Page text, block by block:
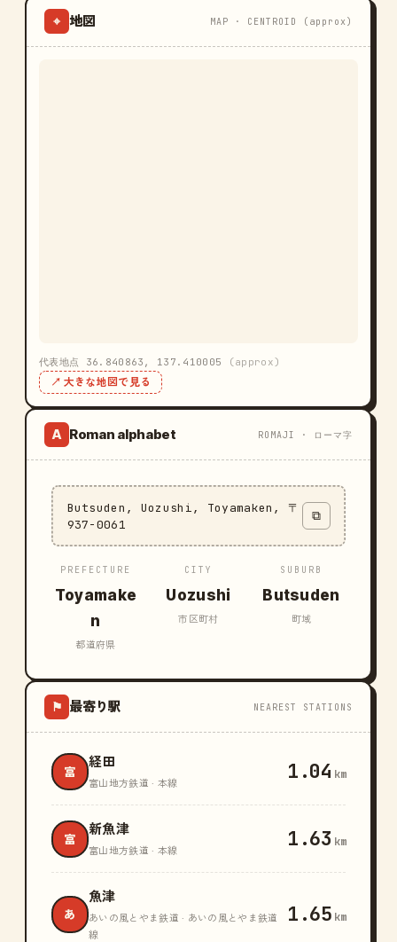
⌖ 地図 MAP · CENTROID (approx)
代表地点 36.840863, 137.410005 (approx)
↗ 大きな地図で見る
A Roman alphabet ROMAJI · ローマ字
Butsuden, Uozushi, Toyamaken, 〒
937-0061
⧉
PREFECTURE
Toyamake
n
都道府県
CITY
Uozushi
市区町村
SUBURB
Butsuden
町域
⚑ 最寄り駅 NEAREST STATIONS
富
経田
富山地方鉄道 · 本線 1.04 km
富
新魚津
富山地方鉄道 · 本線 1.63 km
あ
魚津
あいの風とやま鉄道 · あいの風とやま鉄道
線
1.65 km